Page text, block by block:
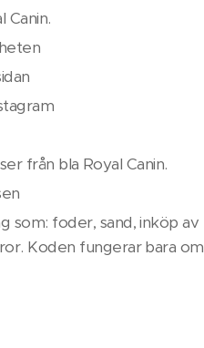
Canin.
från bla Royal Canin.
som: foder, sand, inköp
Koden fungerar bara